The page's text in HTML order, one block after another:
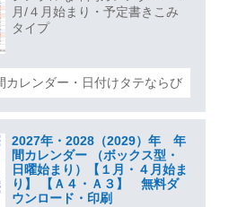
月/４月始まり・予定書きこみ
タイプ
レンダー・日付けタテならび
2027年・2028（2029）年 年
間カレンダー （ボックス型・
日曜始まり）【１月・４月始ま
り】 【Ａ４・Ａ３】 無料ダ
ウンロード・印刷